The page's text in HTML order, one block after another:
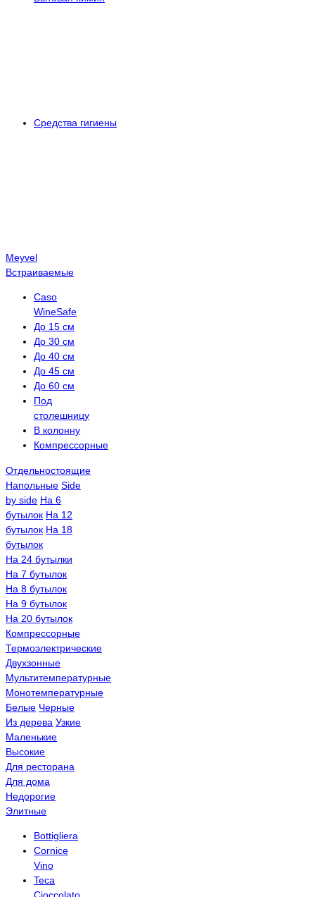
Средства гигиены
Meyvel
Встраиваемые
Caso
WineSafe
До 15 см
До 30 см
До 40 см
До 45 см
До 60 см
Под
столешницу
В колонну
Компрессорные
Отдельностоящие
Напольные Side
by side На 6
бутылок На 12
бутылок На 18
бутылок
На 24 бутылки
На 7 бутылок
На 8 бутылок
На 9 бутылок
На 20 бутылок
Компрессорные
Термоэлектрические
Двухзонные
Мультитемпературные
Монотемпературные
Белые Черные
Из дерева Узкие
Маленькие
Высокие
Для ресторана
Для дома
Недорогие
Элитные
Bottigliera
Cornice
Vino
Teca